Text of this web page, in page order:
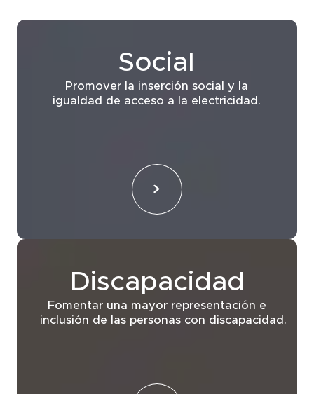
Social
Promover la inserción social y la
igualdad de acceso a la electricidad.
Discapacidad
Fomentar una mayor representación e
inclusión de las personas con discapacidad.